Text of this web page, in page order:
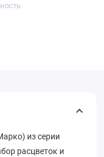
из серии
расцветок и